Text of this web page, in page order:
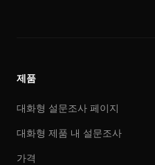
제품
대화형 설문조사 페이지
대화형 제품 내 설문조사
가격